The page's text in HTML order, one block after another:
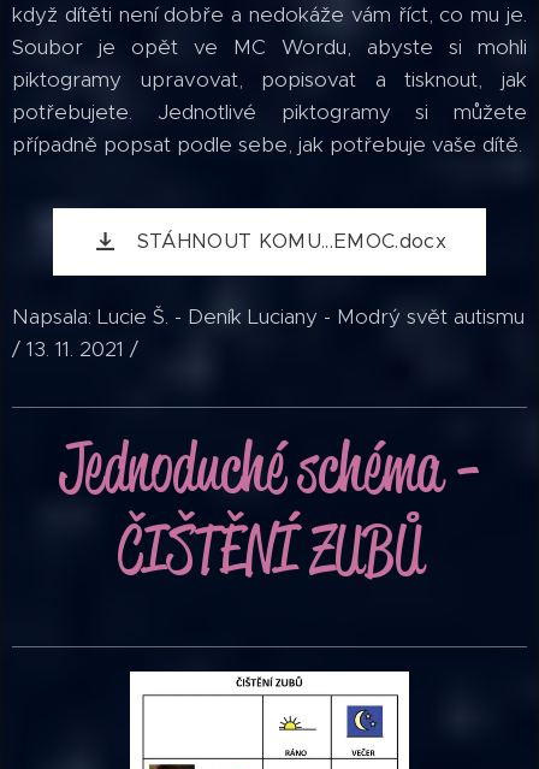
když dítěti není dobře a nedokáže vám říct, co mu je.
Soubor je opět ve MC Wordu, abyste si mohli
piktogramy upravovat, popisovat a tisknout, jak
potřebujete. Jednotlivé piktogramy si můžete
případně popsat podle sebe, jak potřebuje vaše dítě.
STÁHNOUT KOMU...EMOC.docx
Napsala: Lucie Š. - Deník Luciany - Modrý svět autismu
/ 13. 11. 2021 /
Jednoduché schéma -
ČIŠTĚNÍ ZUBŮ